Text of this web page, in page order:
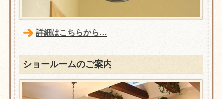
詳細はこちらから…
ショールームのご案内